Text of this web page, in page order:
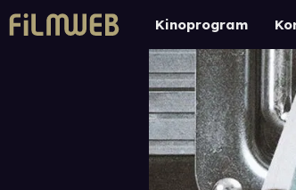
Kinoprogram